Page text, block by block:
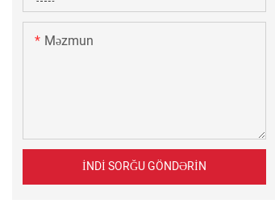
Məzmun
İNDI SORĞU GÖNDƏRIN